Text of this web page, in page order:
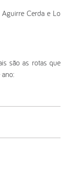
Cerda e Lo
são as rotas que